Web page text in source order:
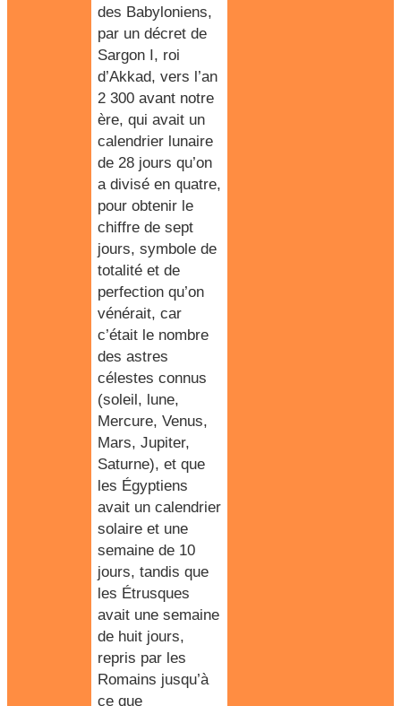
des Babyloniens,
par un décret de
Sargon I, roi
d’Akkad, vers l’an
2 300 avant notre
ère, qui avait un
calendrier lunaire
de 28 jours qu’on
a divisé en quatre,
pour obtenir le
chiffre de sept
jours, symbole de
totalité et de
perfection qu’on
vénérait, car
c’était le nombre
des astres
célestes connus
(soleil, lune,
Mercure, Venus,
Mars, Jupiter,
Saturne), et que
les Égyptiens
avait un calendrier
solaire et une
semaine de 10
jours, tandis que
les Étrusques
avait une semaine
de huit jours,
repris par les
Romains jusqu’à
ce que